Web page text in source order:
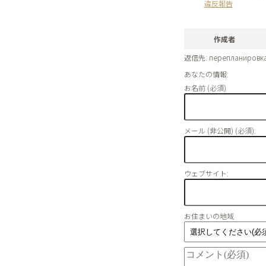
違反報告
作成者
返信先:
あなたの情報:
お名前 (必須)
メール (非公開) (必須):
ウェブサイト:
お住まいの地域